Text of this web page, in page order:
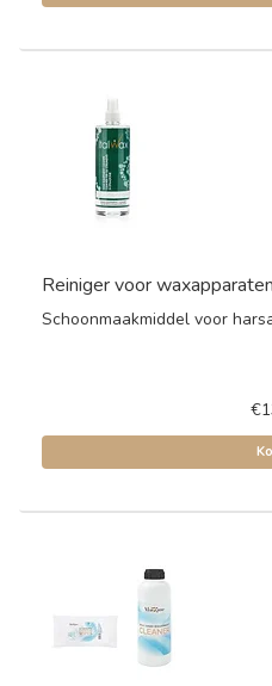
Reiniger voor
Schoonmaakmiddel voor